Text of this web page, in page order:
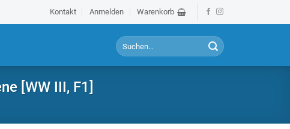
Kontakt Anmelden Warenkorb
S
u
c
[WW III, F1]